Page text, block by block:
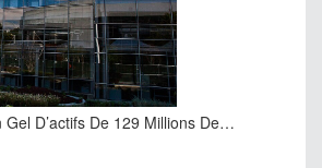
D’actifs De 129 Millions De…